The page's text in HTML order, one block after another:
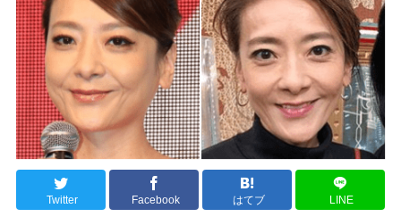
Twitter Facebook はてブ
LINE